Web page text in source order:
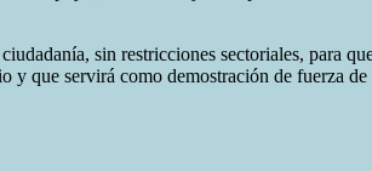
sin restricciones sectoriales, para
que servirá como demostración de fuerza